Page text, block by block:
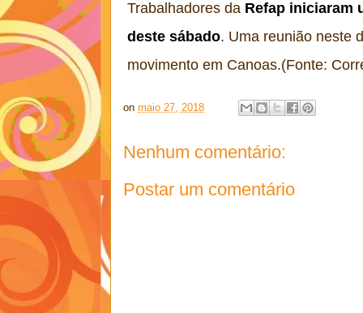
Trabalhadores da Refap iniciaram
deste sábado. Uma reunião neste
movimento em Canoas.(Fonte:
on maio 27, 2018
Nenhum comentário:
Postar um comentário